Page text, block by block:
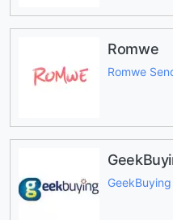
Romwe
Romwe